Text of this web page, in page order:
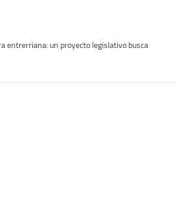
entrerriana: un proyecto legislativo busca